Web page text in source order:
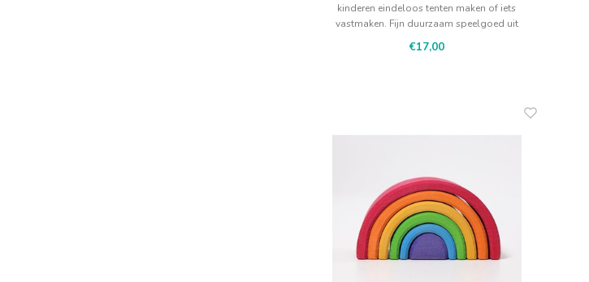
kinderen eindeloos tenten maken of iets
vastmaken. Fijn duurzaam speelgoed uit
€17,00